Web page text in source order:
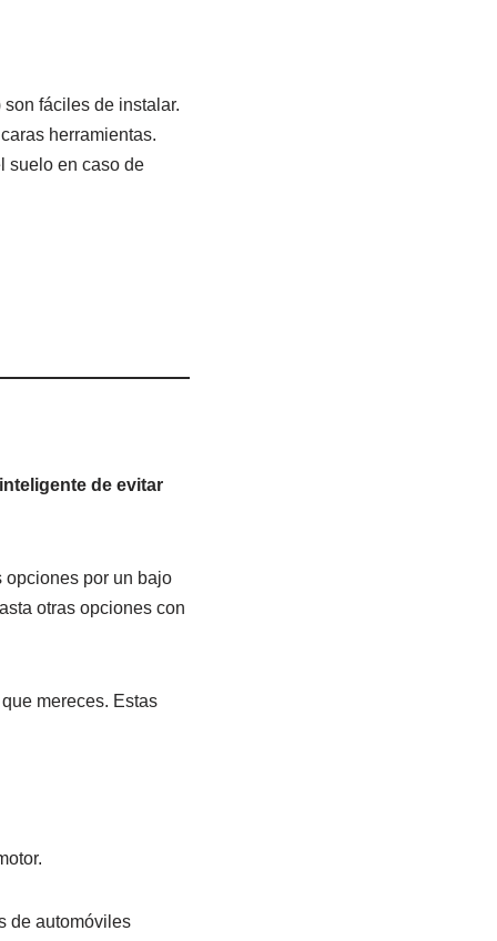
fáciles de instalar.
herramientas.
suelo en caso de
de evitar
opciones por un bajo
otras opciones con
mereces. Estas
de automóviles